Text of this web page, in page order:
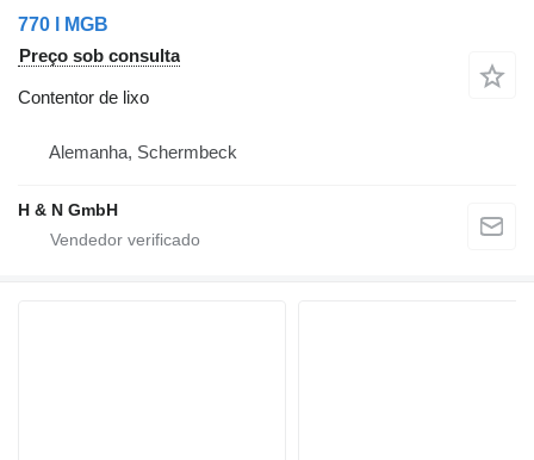
770 l MGB
Preço sob consulta
Contentor de lixo
Alemanha, Schermbeck
H & N GmbH